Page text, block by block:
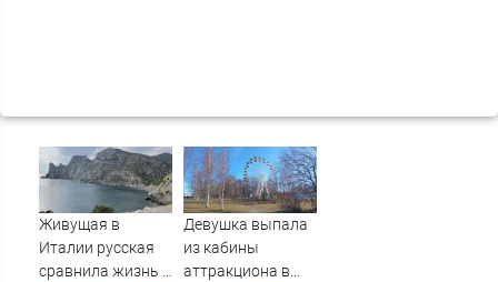
Живущая в
Италии русская
сравнила жизнь в
Девушка выпала
из кабины
аттракциона в